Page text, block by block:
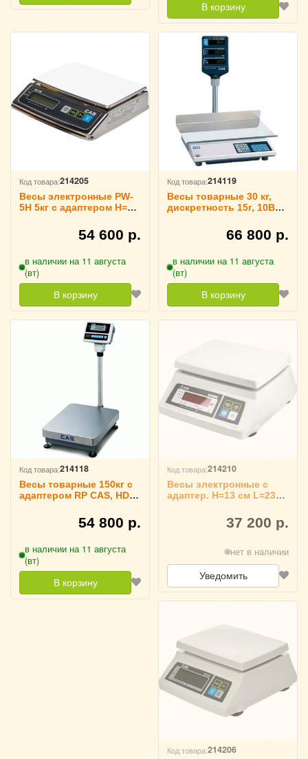
В корзину
Код товара:214205
Весы электронные PW-
5H 5кг с адаптером H=65
RP CAS, PW-5H - PW3
54 600 р.
в наличии на 11 августа
(вт)
В корзину
Код товара:214119
Весы товарные 30 кг,
дискретность 15г, 10Вт
66 800 р.
в наличии на 11 августа
(вт)
В корзину
Код товара:214118
Весы товарные 150кг с
адаптером RP CAS, HD-
54 800 р.
в наличии на 11 августа
(вт)
В корзину
Код товара:214210
Весы электронные с
адаптер. H=13 см L=23
37 200 р.
нет в наличии
Уведомить
Код товара:214206